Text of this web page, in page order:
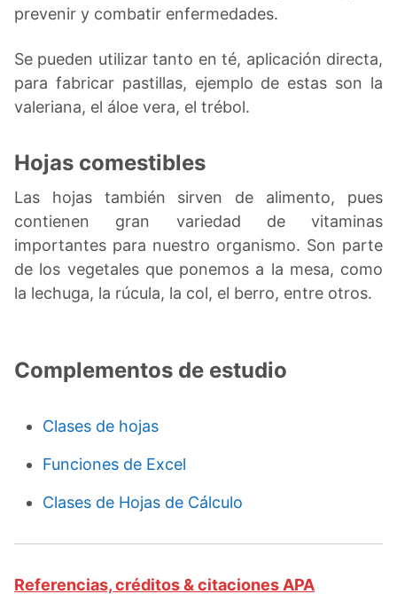
prevenir y combatir enfermedades.
Se pueden utilizar tanto en té, aplicación directa,
para fabricar pastillas, ejemplo de estas son la
valeriana, el áloe vera, el trébol.
Hojas comestibles
Las hojas también sirven de alimento, pues
contienen gran variedad de vitaminas
importantes para nuestro organismo. Son parte
de los vegetales que ponemos a la mesa, como
la lechuga, la rúcula, la col, el berro, entre otros.
Complementos de estudio
Clases de hojas
Funciones de Excel
Clases de Hojas de Cálculo
Referencias, créditos & citaciones APA